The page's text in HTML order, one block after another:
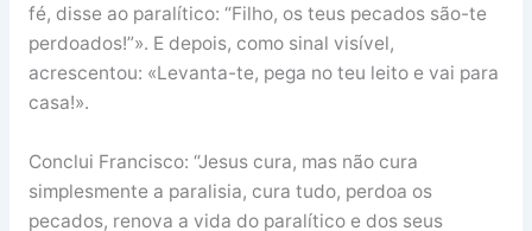
fé, disse ao paralítico: “Filho, os teus pecados são-te
perdoados!”». E depois, como sinal visível,
acrescentou: «Levanta-te, pega no teu leito e vai para
casa!».
Conclui Francisco: “Jesus cura, mas não cura
simplesmente a paralisia, cura tudo, perdoa os
pecados, renova a vida do paralítico e dos seus